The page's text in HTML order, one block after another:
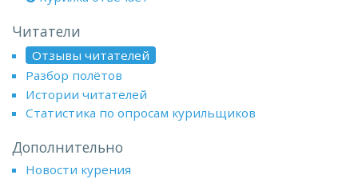
Читатели
Отзывы читателей
Разбор полётов
Истории читателей
Статистика по опросам курильщиков
Дополнительно
Новости курения